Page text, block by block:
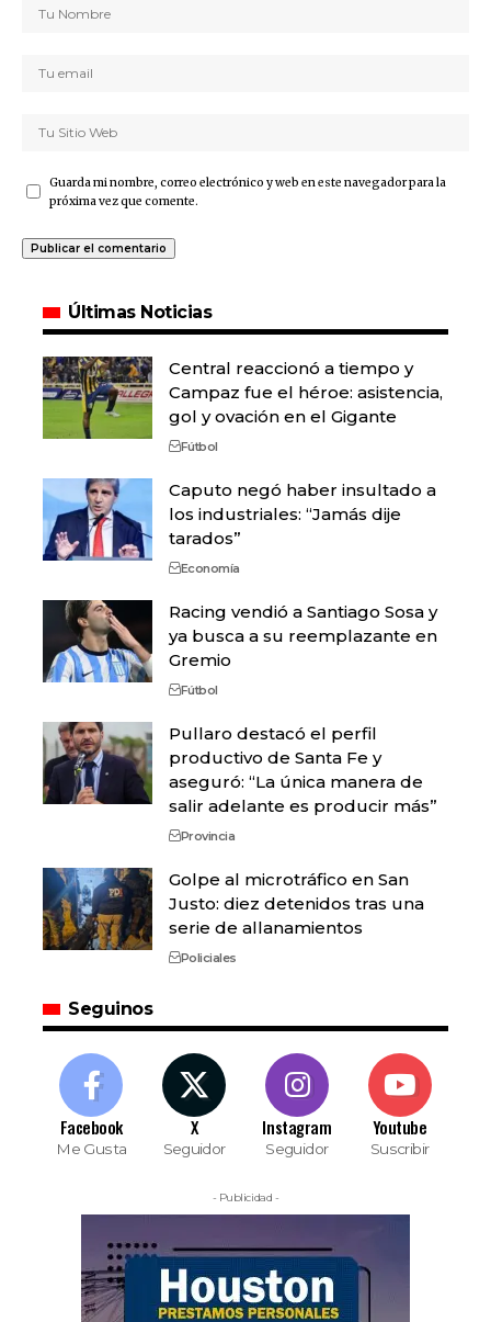
Guarda mi nombre, correo electrónico y web en este navegador para la
próxima vez que comente.
Últimas Noticias
Central reaccionó a tiempo y
Campaz fue el héroe: asistencia,
gol y ovación en el Gigante
Fútbol
Caputo negó haber insultado a
los industriales: “Jamás dije
tarados”
Economía
Racing vendió a Santiago Sosa y
ya busca a su reemplazante en
Gremio
Fútbol
Pullaro destacó el perfil
productivo de Santa Fe y
aseguró: “La única manera de
salir adelante es producir más”
Provincia
Golpe al microtráfico en San
Justo: diez detenidos tras una
serie de allanamientos
Policiales
Seguinos
Facebook
Me Gusta
X
Seguidor
Instagram
Seguidor
Youtube
Suscribir
- Publicidad -